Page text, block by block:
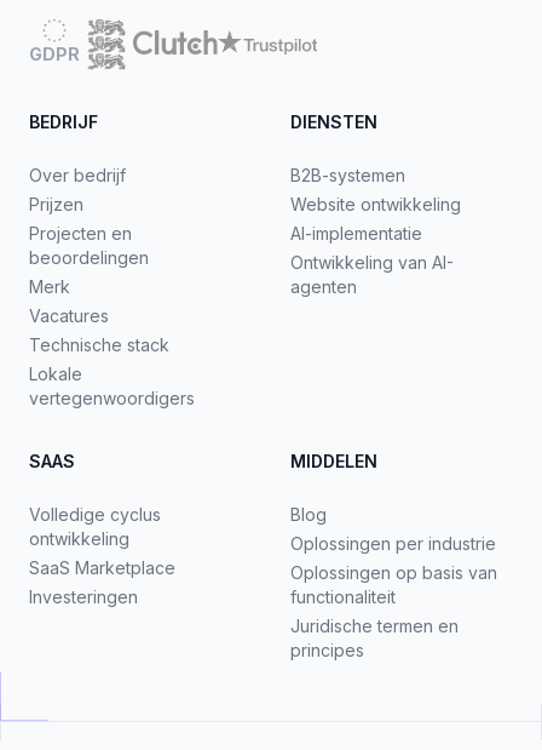
GDPR
BEDRIJF
Over bedrijf
Prijzen
Projecten en
beoordelingen
Merk
Vacatures
Technische stack
Lokale
vertegenwoordigers
DIENSTEN
B2B-systemen
Website ontwikkeling
AI-implementatie
Ontwikkeling van AI-
agenten
SAAS
Volledige cyclus
ontwikkeling
SaaS Marketplace
Investeringen
MIDDELEN
Blog
Oplossingen per industrie
Oplossingen op basis van
functionaliteit
Juridische termen en
principes